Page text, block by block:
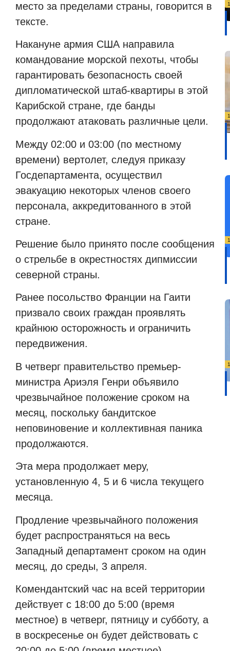
место за пределами страны, говорится в
тексте.
Накануне армия США направила
командование морской пехоты, чтобы
гарантировать безопасность своей
дипломатической штаб-квартиры в этой
Карибской стране, где банды
продолжают атаковать различные цели.
Между 02:00 и 03:00 (по местному
времени) вертолет, следуя приказу
Госдепартамента, осуществил
эвакуацию некоторых членов своего
персонала, аккредитованного в этой
стране.
Решение было принято после сообщения
о стрельбе в окрестностях дипмиссии
северной страны.
Ранее посольство Франции на Гаити
призвало своих граждан проявлять
крайнюю осторожность и ограничить
передвижения.
В четверг правительство премьер-
министра Ариэля Генри объявило
чрезвычайное положение сроком на
месяц, поскольку бандитское
неповиновение и коллективная паника
продолжаются.
Эта мера продолжает меру,
установленную 4, 5 и 6 числа текущего
месяца.
Продление чрезвычайного положения
будет распространяться на весь
Западный департамент сроком на один
месяц, до среды, 3 апреля.
Комендантский час на всей территории
действует с 18:00 до 5:00 (время
местное) в четверг, пятницу и субботу, а
в воскресенье он будет действовать с